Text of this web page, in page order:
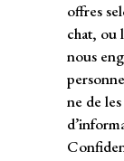
offres
chat, ou
nous
ne de